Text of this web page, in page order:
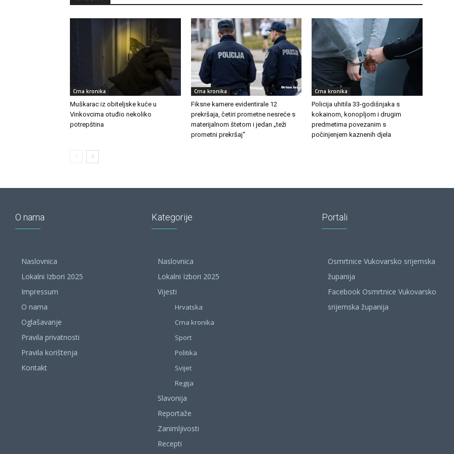
Crna kronika
Muškarac iz obiteljske kuće u
Vinkovcima otuđio nekoliko
potrepština
Crna kronika
Fiksne kamere evidentirale 12
prekršaja, četiri prometne nesreće s
materijalnom štetom i jedan „teži
prometni prekršaj“
Crna kronika
Policija uhitila 33-godišnjaka s
kokainom, konopljom i drugim
predmetima povezanim s
počinjenjem kaznenih djela
O nama
Naslovnica
Lokalni Izbori 2025
Impressum
O nama
Oglašavanje
Pravila privatnosti
Pravila korištenja
Kontakt
Kategorije
Naslovnica
Lokalni Izbori 2025
Vijesti
Hrvatska
Crna kronika
Sport
Politika
Svijet
Regija
Slavonija
Reportaže
Zanimljivosti
Recepti
Portali
Osmrtnice Vukovarsko srijemska
županija
Facebook Osmrtnice Vukovarsko
srijemska županija